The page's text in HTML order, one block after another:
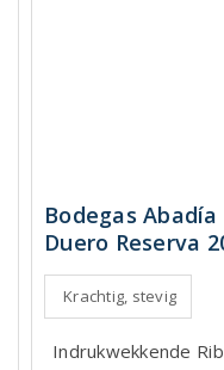
Bodegas
Duero Reserva
Krachtig, stevig
Indrukwekkende